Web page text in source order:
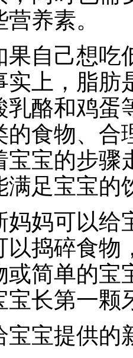
养素。
己想吃
实上，脂
乳酪和鸡蛋
的食物、合
宝宝的步骤
满足宝宝的
可以给
以捣碎食物
或简单的宝
宝长第一颗
提供的